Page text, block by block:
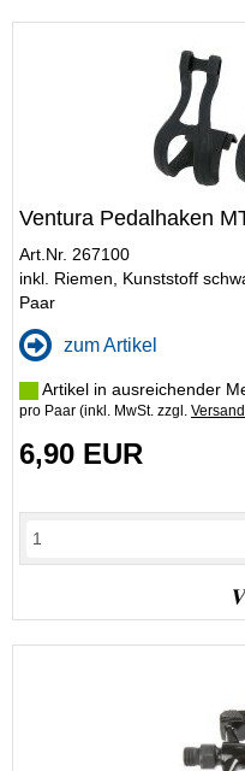
Ventura Pedalhaken
Art.Nr. 267100
inkl. Riemen, Kunststoff
Paar
zum Artikel
Artikel in ausreichender
pro Paar (inkl. MwSt. zzgl.
6,90 EUR